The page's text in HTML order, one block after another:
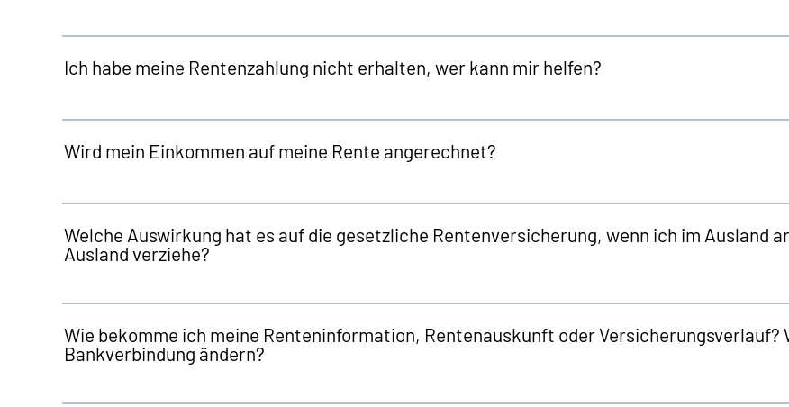
Ich habe meine Rentenzahlung nicht erhalten, wer kann mir helfen?
Wird mein Einkommen auf meine Rente angerechnet?
Welche Auswirkung hat es auf die gesetzliche Rentenversicherung, wenn ich im Ausland
Ausland verziehe?
Wie bekomme ich meine Renteninformation, Rentenauskunft oder Versicherungsverlauf?
Bankverbindung ändern?